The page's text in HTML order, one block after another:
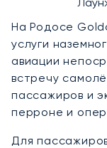
На Родосе
услуги
авиации
встречу
пассажиров и
перроне и
Для